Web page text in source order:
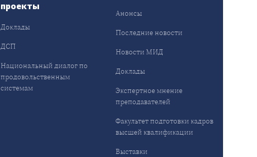
проекты
Доклады
ДСП
Национальный диалог по
продовольственным
системам
Анонсы
Последние новости
Новости МИД
Доклады
Экспертное мнение
преподавателей
Факультет подготовки кадров
высшей квалификации
Выставки